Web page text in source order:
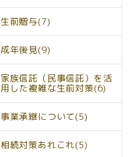
生前贈与(7)
成年後見(9)
家族信託（民事信託）を活
用した複雑な生前対策(6)
事業承継について(5)
相続対策あれこれ(5)